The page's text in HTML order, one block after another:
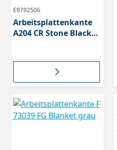
E9792506
Arbeitsplattenkante
A204 CR Stone Black